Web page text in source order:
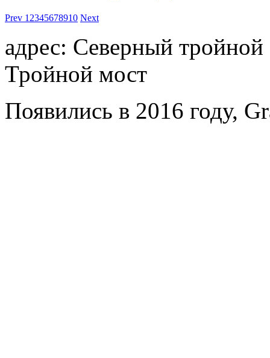
Prev 1 2345678910 Next
адрес: Северный
Тройной мост
Появились в 2016 году,